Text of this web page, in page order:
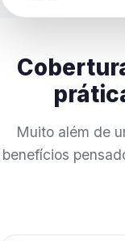
Muito além de
benefícios